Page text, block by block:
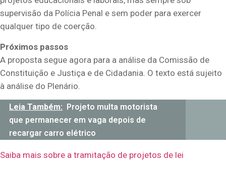
supervisão da Polícia Penal e sem poder para exercer
qualquer tipo de coerção.
Próximos passos
A proposta segue agora para a análise da Comissão de
Constituição e Justiça e de Cidadania. O texto está sujeito
à análise do Plenário.
Leia Também: Projeto multa motorista
que permanecer em vaga depois de
recargar carro elétrico
Saiba mais sobre a tramitação de projetos de lei